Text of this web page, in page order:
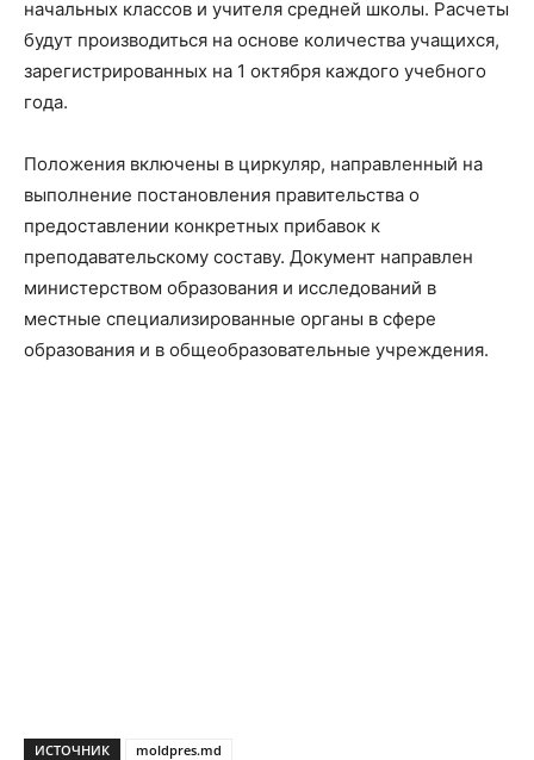
начальных классов и учителя средней школы. Расчеты
будут производиться на основе количества учащихся,
зарегистрированных на 1 октября каждого учебного
года.
Положения включены в циркуляр, направленный на
выполнение постановления правительства о
предоставлении конкретных прибавок к
преподавательскому составу. Документ направлен
министерством образования и исследований в
местные специализированные органы в сфере
образования и в общеобразовательные учреждения.
ИСТОЧНИК moldpres.md